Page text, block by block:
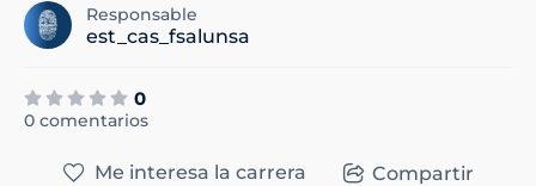
Responsable
est_cas_fsalunsa
0
0 comentarios
Me interesa la carrera Compartir